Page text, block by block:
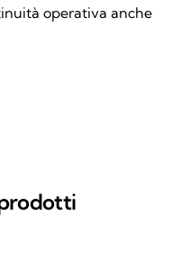
operativa anche